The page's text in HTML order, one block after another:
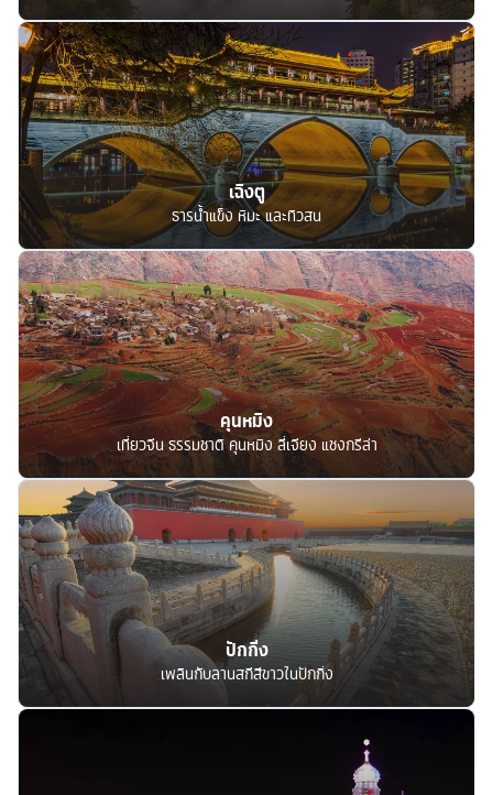
เฉิงตู
ธารน้ำแข็ง หิมะ และทิวสน
คุนหมิง
เที่ยวจีน ธรรมชาติ คุนหมิง ลี่เจียง แชงกรีล่า
ปักกิ่ง
เพลินกับลานสกีสีขาวในปักกิ่ง